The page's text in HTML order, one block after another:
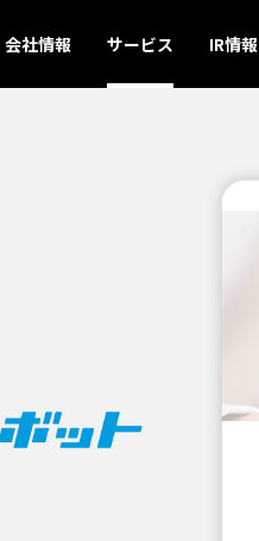
会社情報 サービス IR情報